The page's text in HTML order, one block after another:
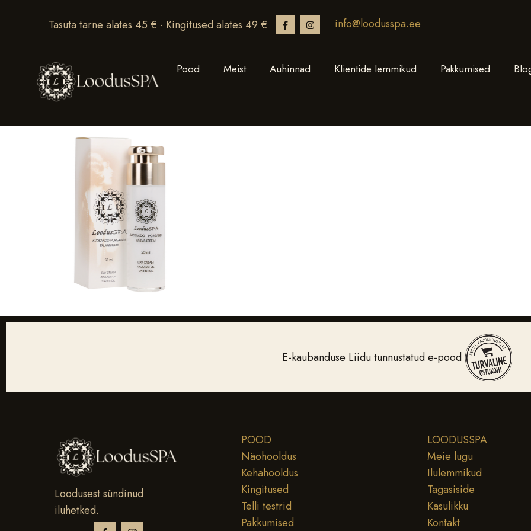
Tasuta tarne alates 45 € · Kingitused alates 49 € info@loodusspa.ee
Pood Meist Auhinnad Klientide lemmikud Pakkumised
E-kaubanduse Liidu tunnustatud e-pood
Loodusest sündinud
iluhetked.
POOD
Näohooldus
Kehahooldus
Kingitused
Telli testrid
Pakkumised
LOODUSSPA
Meie lugu
Ilulemmikud
Tagasiside
Kasulikku
Kontakt